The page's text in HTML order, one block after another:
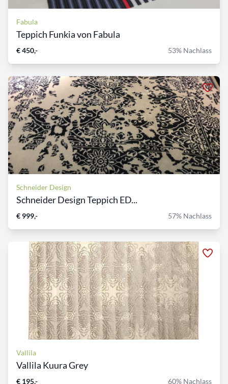
Fabula
Teppich Funkia von Fabula
€ 450,- 53% Nachlass
Schneider Design
Schneider Design Teppich ED...
€ 999,- 57% Nachlass
Vallila
Vallila Kuura Grey
€ 195,- 60% Nachlass